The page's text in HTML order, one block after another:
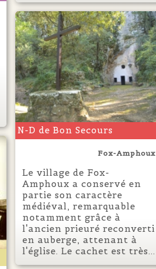
N-D de Bon Secours
Fox-Amphoux
Le village de Fox-
Amphoux a conservé en
partie son caractère
médiéval, remarquable
notamment grâce à
l'ancien prieuré reconverti
en auberge, attenant à
l'église. Le cachet est très...